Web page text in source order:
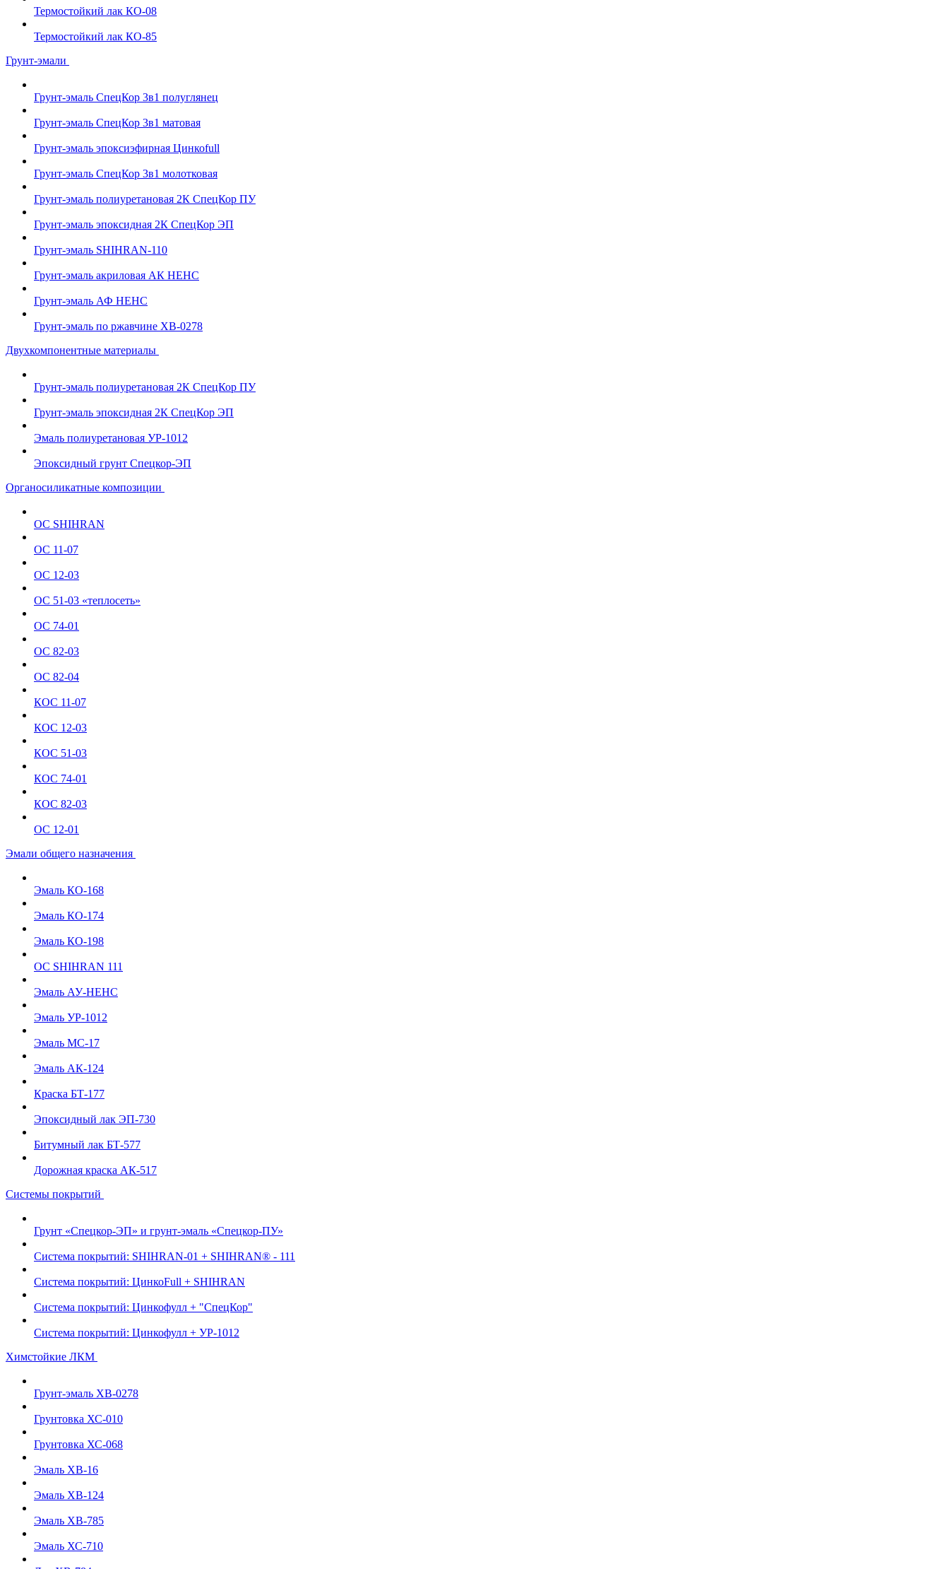
Термостойкий лак КО-08
Термостойкий лак КО-85
Грунт-эмали
Грунт-эмаль СпецКор 3в1 полуглянец
Грунт-эмаль СпецКор 3в1 матовая
Грунт-эмаль эпоксиэфирная Цинкоfull
Грунт-эмаль СпецКор 3в1 молотковая
Грунт-эмаль полиуретановая 2К СпецКор ПУ
Грунт-эмаль эпоксидная 2К СпецКор ЭП
Грунт-эмаль SHIHRAN-110
Грунт-эмаль акриловая АК НЕНС
Грунт-эмаль АФ НЕНС
Грунт-эмаль по ржавчине ХВ-0278
Двухкомпонентные материалы
Грунт-эмаль полиуретановая 2К СпецКор ПУ
Грунт-эмаль эпоксидная 2К СпецКор ЭП
Эмаль полиуретановая УР-1012
Эпоксидный грунт Спецкор-ЭП
Органосиликатные композиции
ОС SHIHRAN
ОС 11-07
ОС 12-03
ОС 51-03 «теплосеть»
ОС 74-01
ОС 82-03
ОС 82-04
КОС 11-07
КОС 12-03
КОС 51-03
КОС 74-01
КОС 82-03
ОС 12-01
Эмали общего назначения
Эмаль КО-168
Эмаль КО-174
Эмаль КО-198
ОС SHIHRAN 111
Эмаль АУ-НЕНС
Эмаль УР-1012
Эмаль МС-17
Эмаль АК-124
Краска БТ-177
Эпоксидный лак ЭП-730
Битумный лак БТ-577
Дорожная краска АК-517
Системы покрытий
Грунт «Спецкор-ЭП» и грунт-эмаль «Спецкор-ПУ»
Система покрытий: SHIHRAN-01 + SHIHRAN® - 111
Система покрытий: ЦинкоFull + SHIHRAN
Система покрытий: Цинкофулл + "СпецКор"
Система покрытий: Цинкофулл + УР-1012
Химстойкие ЛКМ
Грунт-эмаль ХВ-0278
Грунтовка ХС-010
Грунтовка ХС-068
Эмаль ХВ-16
Эмаль ХВ-124
Эмаль ХВ-785
Эмаль ХС-710